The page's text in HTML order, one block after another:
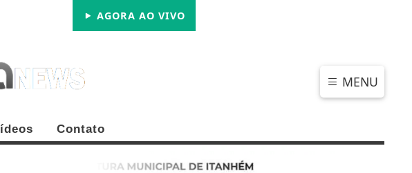
AGORA AO VIVO
MENU
Contato